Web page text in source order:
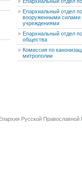
Епархиальный отдел
вооруженными силами
учреждениями
Епархиальный отдел
общества
Комиссия по
митрополии
Русской